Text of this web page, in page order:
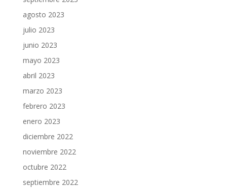
agosto 2023
julio 2023
junio 2023
mayo 2023
abril 2023
marzo 2023
febrero 2023
enero 2023
diciembre 2022
noviembre 2022
octubre 2022
septiembre 2022